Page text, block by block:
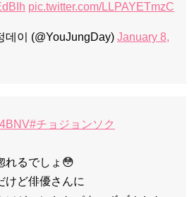
pic.twitter.com/LLPAYETmzC
이 (@YouJungDay) January 8,
#チョジョンソク
れるでしょ😳
けど俳優さんに